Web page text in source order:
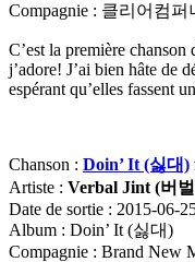
Compagnie : 클리어컴퍼
C’est la première chanson
j’adore! J’ai bien hâte de
espérant qu’elles fassent un
Chanson : Doin’ It (싫대)
Artiste : Verbal Jint (버
Date de sortie : 2015-06-
Album : Doin’ It (싫대)
Compagnie : Brand New